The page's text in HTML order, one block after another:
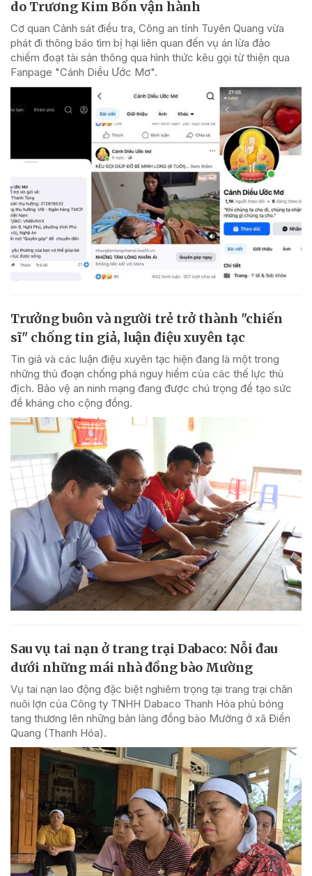
do Trương Kim Bốn vận hành
Cơ quan Cảnh sát điều tra, Công an tỉnh Tuyên Quang vừa
phát đi thông báo tìm bị hại liên quan đến vụ án lừa đảo
chiếm đoạt tài sản thông qua hình thức kêu gọi từ thiện qua
Fanpage "Cánh Diều Ước Mơ".
Trưởng buôn và người trẻ trở thành "chiến
sĩ" chống tin giả, luận điệu xuyên tạc
Tin giả và các luận điệu xuyên tạc hiện đang là một trong
những thủ đoạn chống phá nguy hiểm của các thế lực thù
địch. Bảo vệ an ninh mạng đang được chú trọng để tạo sức
đề kháng cho cộng đồng.
Sau vụ tai nạn ở trang trại Dabaco: Nỗi đau
dưới những mái nhà đồng bào Mường
Vụ tai nạn lao động đặc biệt nghiêm trọng tại trang trại chăn
nuôi lợn của Công ty TNHH Dabaco Thanh Hóa phủ bóng
tang thương lên những bản làng đồng bào Mường ở xã Điền
Quang (Thanh Hóa).